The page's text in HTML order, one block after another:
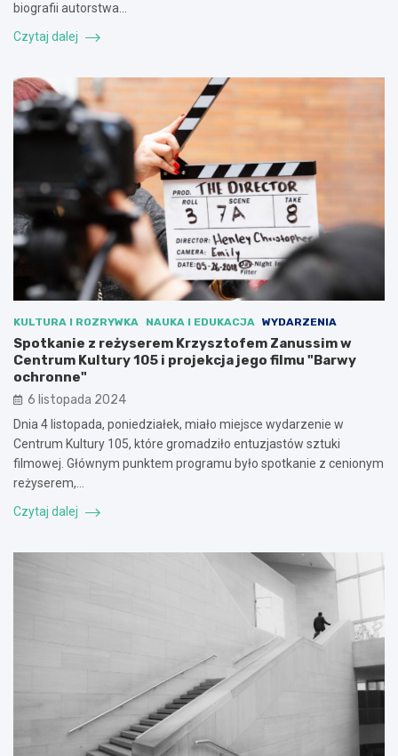
biografii autorstwa…
Czytaj dalej
KULTURA I ROZRYWKA NAUKA I EDUKACJA WYDARZENIA
Spotkanie z reżyserem Krzysztofem Zanussim w
Centrum Kultury 105 i projekcja jego filmu "Barwy
ochronne"
6 listopada 2024
Dnia 4 listopada, poniedziałek, miało miejsce wydarzenie w
Centrum Kultury 105, które gromadziło entuzjastów sztuki
filmowej. Głównym punktem programu było spotkanie z cenionym
reżyserem,…
Czytaj dalej